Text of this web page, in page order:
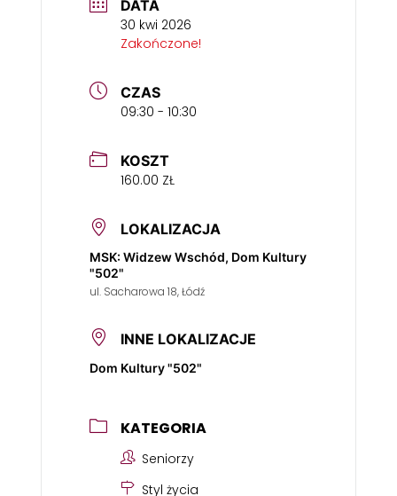
DATA
30 kwi 2026
Zakończone!
CZAS
09:30 - 10:30
KOSZT
160.00 ZŁ
LOKALIZACJA
MSK: Widzew Wschód, Dom Kultury
"502"
ul. Sacharowa 18, Łódź
INNE LOKALIZACJE
Dom Kultury "502"
KATEGORIA
Seniorzy
Styl życia